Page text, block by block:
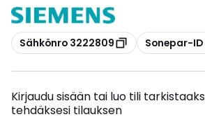
Kopioi
Sähkönro 3222809 Kopioi
Sonepar-ID
Kirjaudu sisään tai luo tili
tehdäksesi tilauksen